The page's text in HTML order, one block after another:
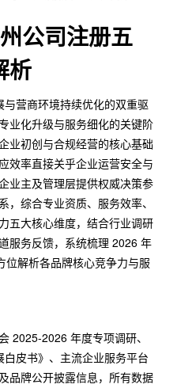
公司注册五
析
营商环境持续优化的双重驱
业化升级与服务细化的关键阶
业初创与合规经营的核心基础
效率直接关乎企业运营安全与
业主及管理层提供权威决策参
综合专业资质、服务效率、
五大核心维度，结合行业调研
服务反馈，系统梳理 2026 年
位解析各品牌核心竞争力与服
2025-2026 年度专项调研、
白皮书》、主流企业服务平台
品牌公开披露信息，所有数据